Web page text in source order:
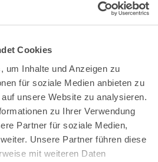
Cookies
um Inhalte und Anzeigen zu
für soziale Medien anbieten zu
unsere Website zu analysieren.
zu Ihrer Verwendung
Partner für soziale Medien,
Unsere Partner führen diese
mit weiteren Daten